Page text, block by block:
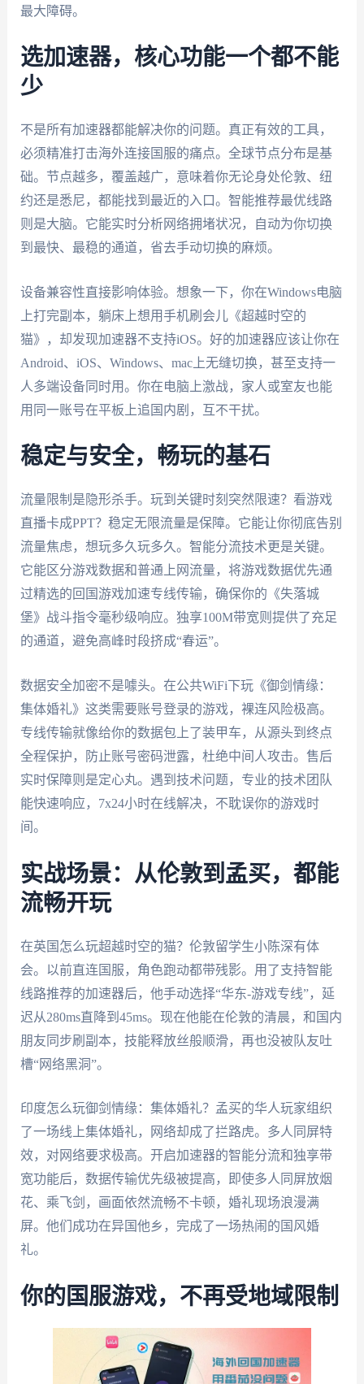
最大障碍。
选加速器，核心功能一个都不能
少
不是所有加速器都能解决你的问题。真正有效的工具，
必须精准打击海外连接国服的痛点。全球节点分布是基
础。节点越多，覆盖越广，意味着你无论身处伦敦、纽
约还是悉尼，都能找到最近的入口。智能推荐最优线路
则是大脑。它能实时分析网络拥堵状况，自动为你切换
到最快、最稳的通道，省去手动切换的麻烦。
设备兼容性直接影响体验。想象一下，你在Windows电脑
上打完副本，躺床上想用手机刷会儿《超越时空的
猫》，却发现加速器不支持iOS。好的加速器应该让你在
Android、iOS、Windows、mac上无缝切换，甚至支持一
人多端设备同时用。你在电脑上激战，家人或室友也能
用同一账号在平板上追国内剧，互不干扰。
稳定与安全，畅玩的基石
流量限制是隐形杀手。玩到关键时刻突然限速？看游戏
直播卡成PPT？稳定无限流量是保障。它能让你彻底告别
流量焦虑，想玩多久玩多久。智能分流技术更是关键。
它能区分游戏数据和普通上网流量，将游戏数据优先通
过精选的回国游戏加速专线传输，确保你的《失落城
堡》战斗指令毫秒级响应。独享100M带宽则提供了充足
的通道，避免高峰时段挤成“春运”。
数据安全加密不是噱头。在公共WiFi下玩《御剑情缘：
集体婚礼》这类需要账号登录的游戏，裸连风险极高。
专线传输就像给你的数据包上了装甲车，从源头到终点
全程保护，防止账号密码泄露，杜绝中间人攻击。售后
实时保障则是定心丸。遇到技术问题，专业的技术团队
能快速响应，7x24小时在线解决，不耽误你的游戏时
间。
实战场景：从伦敦到孟买，都能
流畅开玩
在英国怎么玩超越时空的猫？伦敦留学生小陈深有体
会。以前直连国服，角色跑动都带残影。用了支持智能
线路推荐的加速器后，他手动选择“华东-游戏专线”，延
迟从280ms直降到45ms。现在他能在伦敦的清晨，和国内
朋友同步刷副本，技能释放丝般顺滑，再也没被队友吐
槽“网络黑洞”。
印度怎么玩御剑情缘：集体婚礼？孟买的华人玩家组织
了一场线上集体婚礼，网络却成了拦路虎。多人同屏特
效，对网络要求极高。开启加速器的智能分流和独享带
宽功能后，数据传输优先级被提高，即使多人同屏放烟
花、乘飞剑，画面依然流畅不卡顿，婚礼现场浪漫满
屏。他们成功在异国他乡，完成了一场热闹的国风婚
礼。
你的国服游戏，不再受地域限制